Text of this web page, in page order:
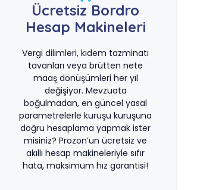
Ücretsiz Bordro
Hesap Makineleri
Vergi dilimleri, kıdem tazminatı
tavanları veya brütten nete
maaş dönüşümleri her yıl
değişiyor. Mevzuata
boğulmadan, en güncel yasal
parametrelerle kuruşu kuruşuna
doğru hesaplama yapmak ister
misiniz? Prozon’un ücretsiz ve
akıllı hesap makineleriyle sıfır
hata, maksimum hız garantisi!